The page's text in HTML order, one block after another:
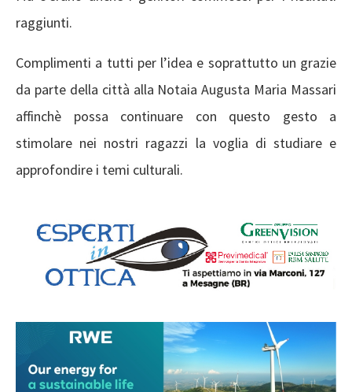
raggiunti.
Complimenti a tutti per l’idea e soprattutto un grazie
da parte della città alla Notaia Augusta Maria Massari
affinchè possa continuare con questo gesto a
stimolare nei nostri ragazzi la voglia di studiare e
approfondire i temi culturali.